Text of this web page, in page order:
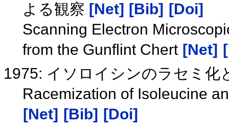
よる観察 [Net] [Bib]
[Doi]
Scanning Electron
from the Gunflint Chert [Net]
1975: イソロイシンのラセミ化
Racemization of Isoleucine
[Net] [Bib] [Doi]